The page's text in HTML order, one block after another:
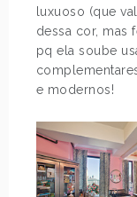
luxuoso (que
dessa cor, mas
pq ela soube
e modernos!